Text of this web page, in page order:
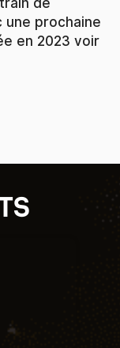
une prochaine
en 2023 voir